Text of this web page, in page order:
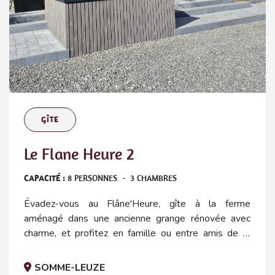
GÎTE
Le Flane Heure 2
CAPACITÉ : 8 PERSONNES - 3 CHAMBRES
Évadez-vous au Flâne'Heure, gîte à la ferme
aménagé dans une ancienne grange rénovée avec
charme, et profitez en famille ou entre amis de la
au coin du feu dans la belle campagne d’Heure-en-
SOMME-LEUZE